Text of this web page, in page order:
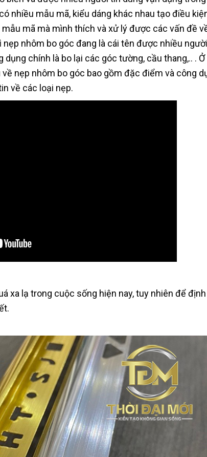
nhiều mẫu mã, kiểu dáng khác nhau tạo điều
mã mà mình thích và xử lý được các vấn đề
nhôm bo góc đang là cái tên được nhiều
chính là bo lại các góc tường, cầu thang,.. . Ở
nẹp nhôm bo góc bao gồm đặc điểm và công
về các loại nẹp.
xa lạ trong cuộc sống hiện nay, tuy nhiên để